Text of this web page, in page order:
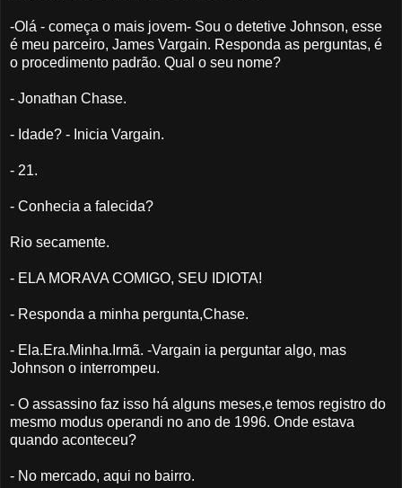
-Olá - começa o mais jovem- Sou o detetive Johnson, esse
é meu parceiro, James Vargain. Responda as perguntas, é
o procedimento padrão. Qual o seu nome?
- Jonathan Chase.
- Idade? - Inicia Vargain.
- 21.
- Conhecia a falecida?
Rio secamente.
- ELA MORAVA COMIGO, SEU IDIOTA!
- Responda a minha pergunta,Chase.
- Ela.Era.Minha.Irmã. -Vargain ia perguntar algo, mas
Johnson o interrompeu.
- O assassino faz isso há alguns meses,e temos registro do
mesmo modus operandi no ano de 1996. Onde estava
quando aconteceu?
- No mercado, aqui no bairro.